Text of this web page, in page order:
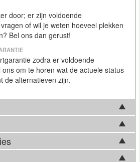
door; er zijn voldoende
of wil je weten hoeveel plekken
Bel ons dan gerust!
zodra er voldoende
om te horen wat de actuele status
de alternatieven zijn.
computernetwerken en -systemen
Ethical Hacker